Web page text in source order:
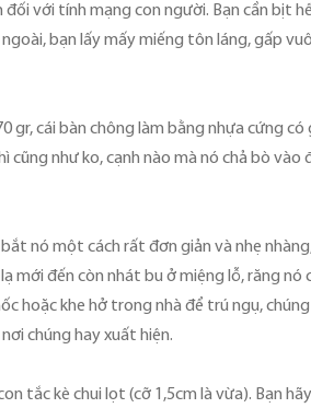
với tính mạng con người. Bạn cần bịt
bạn lấy mấy miếng tôn láng, gấp
gr, cái bàn chông làm bằng nhựa cứng có
cũng như ko, cạnh nào mà nó chả bò vào
nó một cách rất đơn giản và nhẹ
mới đến còn nhát bu ở miệng lỗ, răng nó
hoặc khe hở trong nhà để trú ngụ,
chúng hay xuất hiện.
tắc kè chui lọt (cỡ 1,5cm là vừa). Bạn